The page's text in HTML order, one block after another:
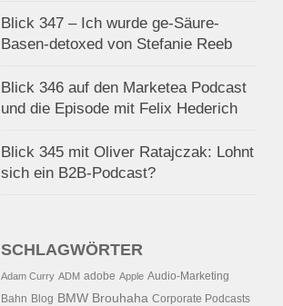
Blick 347 – Ich wurde ge-Säure-
Basen-detoxed von Stefanie Reeb
Blick 346 auf den Marketea Podcast
und die Episode mit Felix Hederich
Blick 345 mit Oliver Ratajczak: Lohnt
sich ein B2B-Podcast?
SCHLAGWÖRTER
Adam Curry ADM adobe Apple Audio-Marketing
Bahn Blog BMW Brouhaha Corporate Podcasts